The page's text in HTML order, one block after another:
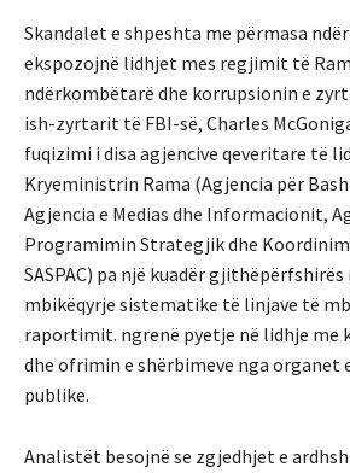
Skandalet e shpeshta me përmasa
ekspozojnë lidhjet mes regjimit të
ndërkombëtarë dhe korrupsionin e
ish-zyrtarit të FBI-së, Charles
fuqizimi i disa agjencive qeveritare të
Kryeministrin Rama (Agjencia për
Agjencia e Medias dhe Informacionit,
Programimin Strategjik dhe
SASPAC) pa një kuadër
mbikëqyrje sistematike të linjave të
raportimit. ngrenë pyetje në lidhje me
dhe ofrimin e shërbimeve nga organet
publike.
Analistët besojnë se zgjedhjet e